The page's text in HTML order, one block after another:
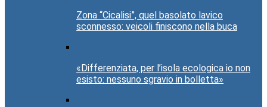
Zona “Cicalisi”, quel basolato lavico
sconnesso: veicoli finiscono nella buca
«Differenziata, per l’isola ecologica io non
esisto: nessuno sgravio in bolletta»